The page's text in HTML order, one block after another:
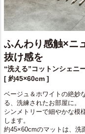
ふんわり感触×ニ
抜け感を
“洗える”コットンシェニ
[ 約45×60cm ]
ベージュ＆ホワイトの絶妙
る、洗練されたお部屋に。
シンメトリーで細やかな模
します。
約45×60cmのマットは、洗